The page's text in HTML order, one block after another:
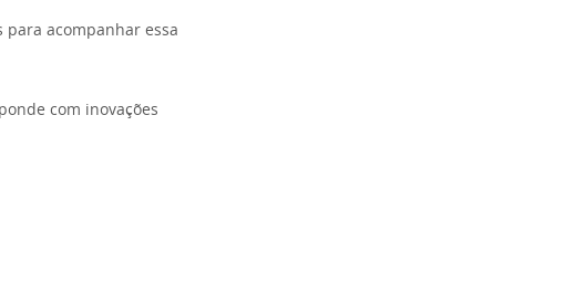
para acompanhar essa
com inovações